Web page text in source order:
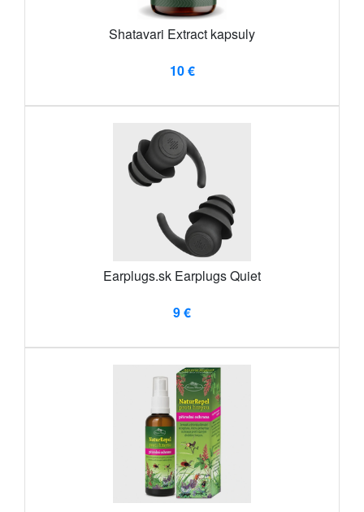
Shatavari Extract kapsuly
10 €
Earplugs.sk Earplugs Quiet
9 €